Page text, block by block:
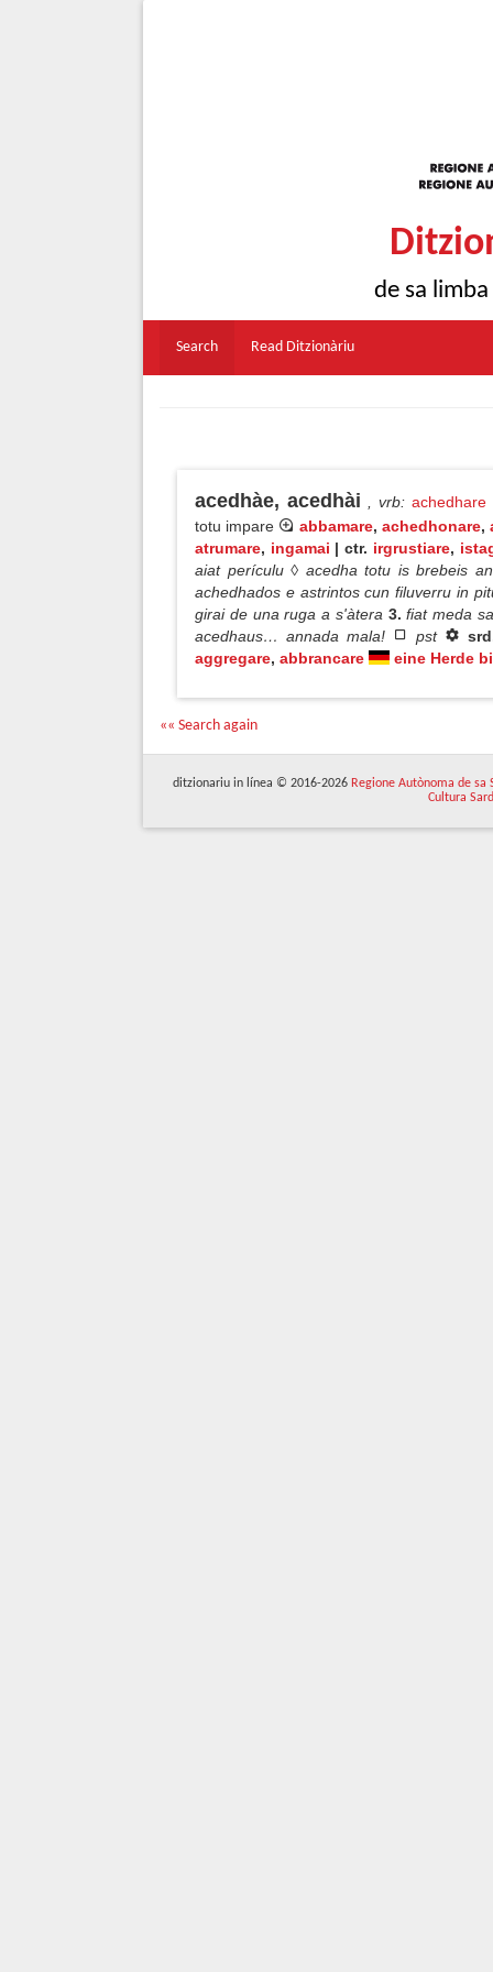
de sa
Search Read Ditzionàriu
acedhàe, acedhài , vrb: achedhare
totu impare
abbamare, achedhonare,
atrumare, ingamai | ctr. irgrustiare,
aiat perículu ◊ acedha totu is brebeis
achedhados e astrintos cun filuverru in
girai de una ruga a s'àtera 3.fiat meda
acedhaus… annada mala!
pst
aggregare, abbrancare eine Herde
«« Search again
ditzionariu in línea © 2016-2026 Regione Autònoma de sa
Cultura